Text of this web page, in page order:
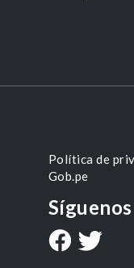
Política de
Gob.pe
Síguenos